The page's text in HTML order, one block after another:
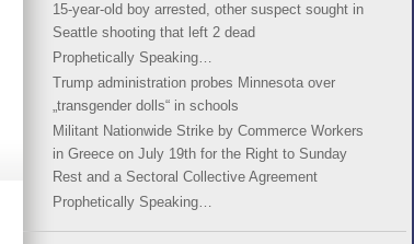
15-year-old boy arrested, other suspect sought in
Seattle shooting that left 2 dead
Prophetically Speaking…
Trump administration probes Minnesota over
„transgender dolls“ in schools
Militant Nationwide Strike by Commerce Workers
in Greece on July 19th for the Right to Sunday
Rest and a Sectoral Collective Agreement
Prophetically Speaking…